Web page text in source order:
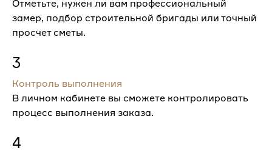
Отметьте, нужен ли вам профессиональный
замер, подбор строительной бригады или точный
просчет сметы.
3
Контроль выполнения
В личном кабинете вы сможете контролировать
процесс выполнения заказа.
4